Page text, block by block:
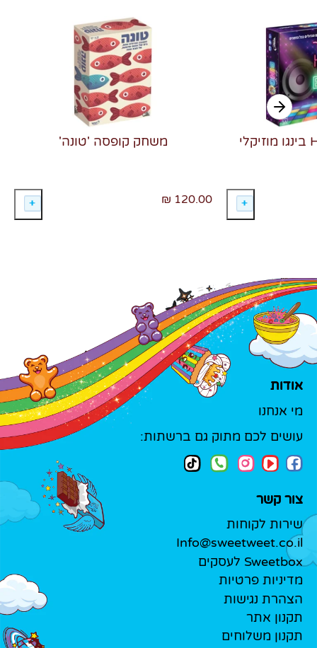
משחק קופסה 'טונה'
120.00 ₪
אודות
מי אנחנו
עושים לכם מתוק גם ברשתות:
צור קשר
שירות לקוחות
Info@sweetweet.co.il
Sweetbox לעסקים
מדיניות פרטיות
הצהרת נגישות
תקנון אתר
תקנון משלוחים